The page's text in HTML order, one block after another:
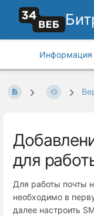
Информация
для
Для работы почты
необходимо в
далее настроить